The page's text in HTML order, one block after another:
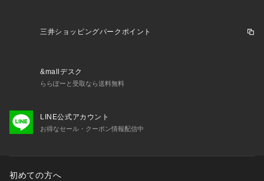
三井ショッピングパークポイント
&mallデスク
ららぽーと受取なら送料無料
LINE公式アカウント
お得なセール・クーポン情報配信中
初めての方へ